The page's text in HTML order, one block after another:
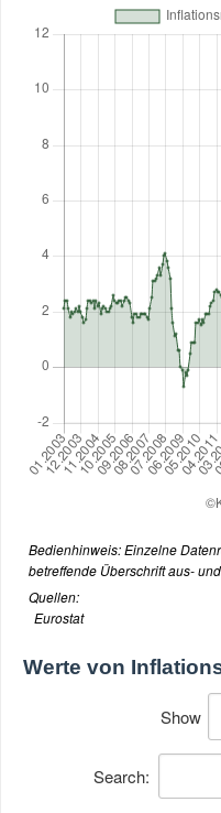
Bedienhinweis: Einzelne
betreffende Überschrift aus-
Quellen:
Eurostat
Werte von
Show
Search: